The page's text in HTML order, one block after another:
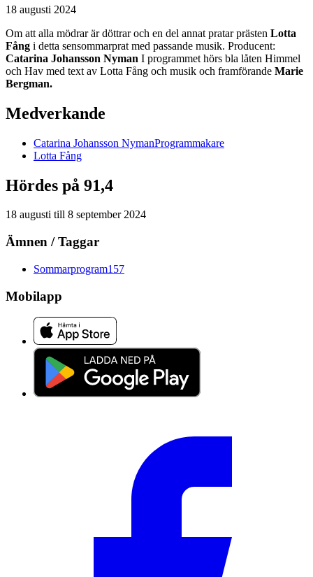
18 augusti 2024
Om att alla mödrar är döttrar och en del annat pratar prästen Lotta
Fång i detta sensommarprat med passande musik. Producent:
Catarina Johansson Nyman I programmet hörs bla låten Himmel
och Hav med text av Lotta Fång och musik och framförande Marie
Bergman.
Medverkande
Catarina Johansson NymanProgrammakare
Lotta Fång
Hördes på 91,4
18 augusti till 8 september 2024
Ämnen / Taggar
Sommarprogram157
Mobilapp